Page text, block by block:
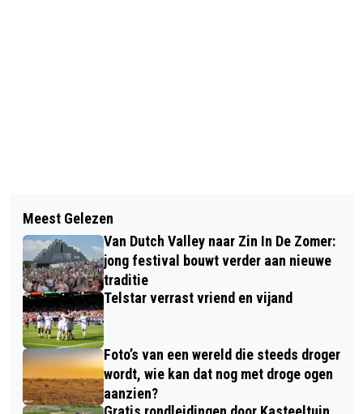
HARM BALK NIEUWE DIRECTEUR
VEILIGHEIDSREGIO / COMMANDANT
BRANDWEER
TENNET COMPENSEERT VERWIJDERD
GROEN VOOR
TRANSFORMATORSTATION MET 16
HECTARE NIEUW GROEN
Meest Gelezen
Van Dutch Valley naar Zin In De Zomer:
jong festival bouwt verder aan nieuwe
traditie
Telstar verrast vriend en vijand
Foto’s van een wereld die steeds droger
wordt, wie kan dat nog met droge ogen
aanzien?